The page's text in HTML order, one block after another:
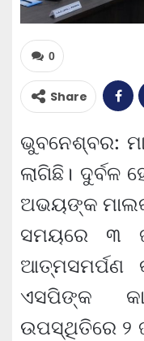
0
Share
ଭୁବନେଶ୍ବର:
ଲାଗିଛି। ଦୁର୍ବଳ
ଅଭୟଙ୍କ
ସମୟରେ ୩
ଆତ୍ମସମର୍ପଣ
ଏସପିଙ୍କ
ଉପସ୍ଥିତିରେ ୨